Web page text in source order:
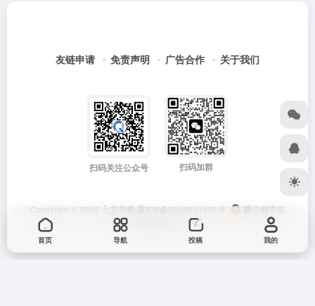
友链申请 免责声明 广告合作 关于我们
扫码关注公众号 扫码加群
Copyright © 2026 七安导航 蒙ICP备2025033835号
蒙公网安备
15012202000171号
首页 导航 投稿 我的